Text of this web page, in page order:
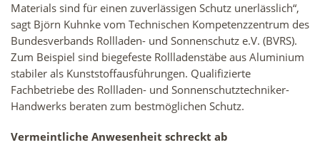
Materials sind für einen zuverlässigen Schutz unerlässlich“,
sagt Björn Kuhnke vom Technischen Kompetenzzentrum des
Bundesverbands Rollladen- und Sonnenschutz e.V. (BVRS).
Zum Beispiel sind biegefeste Rollladenstäbe aus Aluminium
stabiler als Kunststoffausführungen. Qualifizierte
Fachbetriebe des Rollladen- und Sonnenschutztechniker-
Handwerks beraten zum bestmöglichen Schutz.
Vermeintliche Anwesenheit schreckt ab